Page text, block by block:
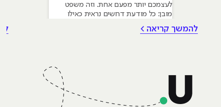
לעצמכם יותר מפעם אחת. וזה משפט
מובן: כל מודעת דרושים נראית כאילו
כבר נגע במוצר אמיתי, כבר צבר ביטחון.
להמשך קריאה >